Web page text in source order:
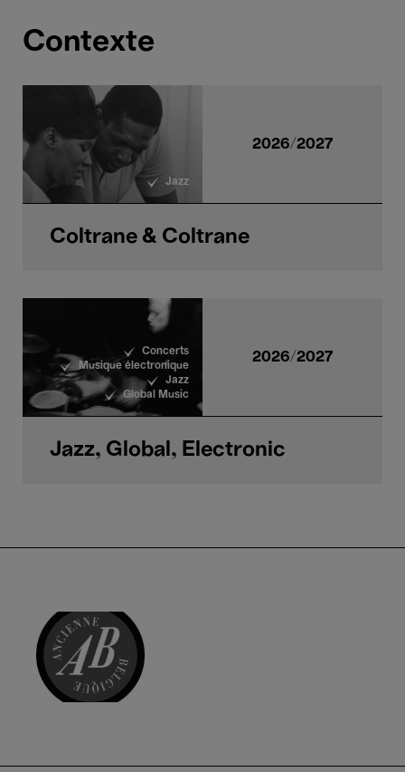
Contexte
Jazz
2026/2027
Coltrane & Coltrane
Concerts
Musique électronique
Jazz
Global Music
2026/2027
Jazz, Global, Electronic